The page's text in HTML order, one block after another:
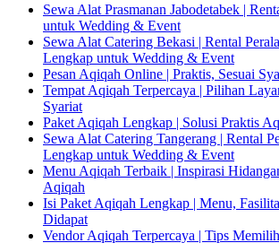
Sewa Alat Prasmanan Jabodetabek |
untuk Wedding & Event
Sewa Alat Catering Bekasi | Rental
Lengkap untuk Wedding & Event
Pesan Aqiqah Online | Praktis, Sesuai
Tempat Aqiqah Terpercaya | Pilihan
Syariat
Paket Aqiqah Lengkap | Solusi Praktis
Sewa Alat Catering Tangerang | Rental
Lengkap untuk Wedding & Event
Menu Aqiqah Terbaik | Inspirasi
Aqiqah
Isi Paket Aqiqah Lengkap | Menu,
Didapat
Vendor Aqiqah Terpercaya | Tips